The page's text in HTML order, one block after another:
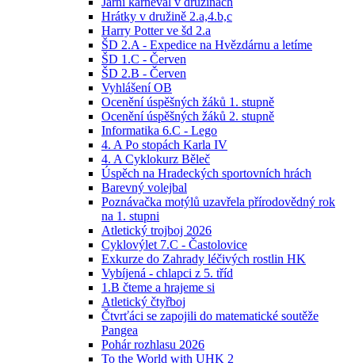
Hrátky v družině 2.a,4.b,c
Harry Potter ve šd 2.a
ŠD 2.A - Expedice na Hvězdárnu a letíme
ŠD 1.C - Červen
ŠD 2.B - Červen
Vyhlášení OB
Ocenění úspěšných žáků 1. stupně
Ocenění úspěšných žáků 2. stupně
Informatika 6.C - Lego
4. A Po stopách Karla IV
4. A Cyklokurz Běleč
Úspěch na Hradeckých sportovních hrách
Barevný volejbal
Poznávačka motýlů uzavřela přírodovědný rok
na 1. stupni
Atletický trojboj 2026
Cyklovýlet 7.C - Častolovice
Exkurze do Zahrady léčivých rostlin HK
Vybíjená - chlapci z 5. tříd
1.B čteme a hrajeme si
Atletický čtyřboj
Čtvrťáci se zapojili do matematické soutěže
Pangea
Pohár rozhlasu 2026
To the World with UHK 2